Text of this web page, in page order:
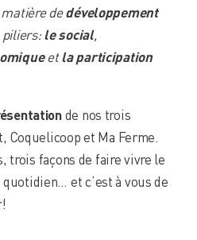
dedéveloppement
lesocial,
etla participation
de nos trois
Coquelicoop et Ma Ferme.
trois façons de faire vivre le
et c’est à vous de